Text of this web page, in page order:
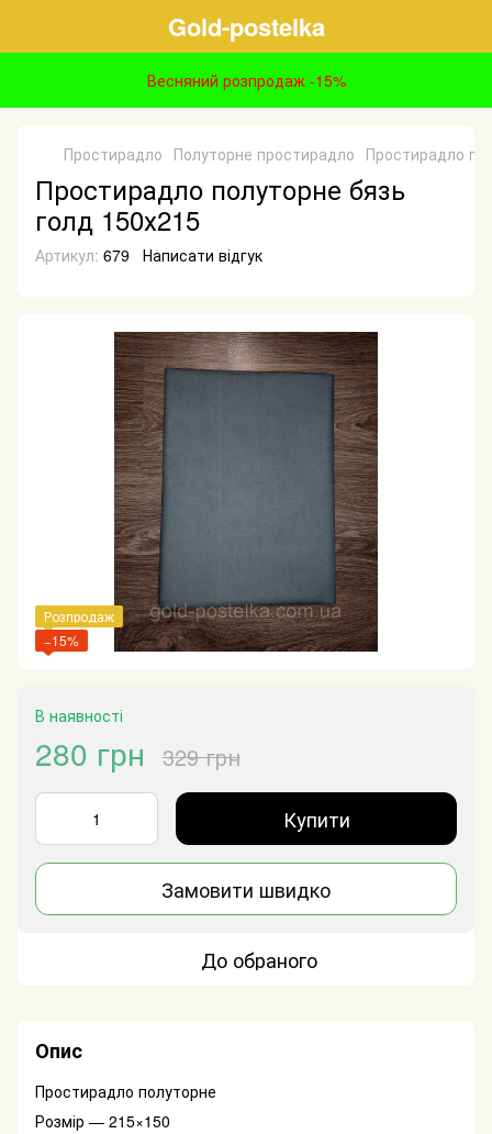
Gold-postelka
Весняний розпродаж -15%
Простирадло Полуторне простирадло Простирадло
Простирадло полуторне бязь
голд 150х215
Артикул: 679 Написати відгук
Розпродаж
−15%
В наявності
280 грн 329 грн
Купити
Замовити швидко
До обраного
Опис
Простирадло полуторне
Розмір — 215×150